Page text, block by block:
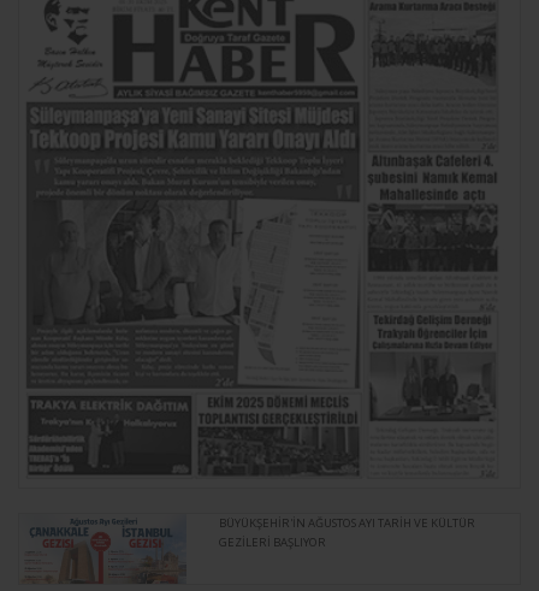
BÜYÜKŞEHİR'İN AĞUSTOS AYI TARİH VE KÜLTÜR
GEZİLERİ BAŞLIYOR